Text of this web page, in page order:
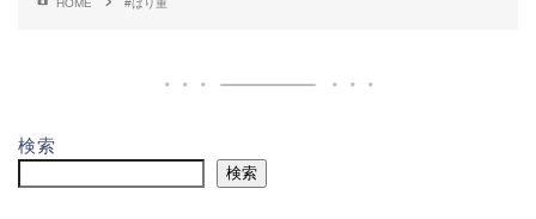
HOME #はり重
検索
検索